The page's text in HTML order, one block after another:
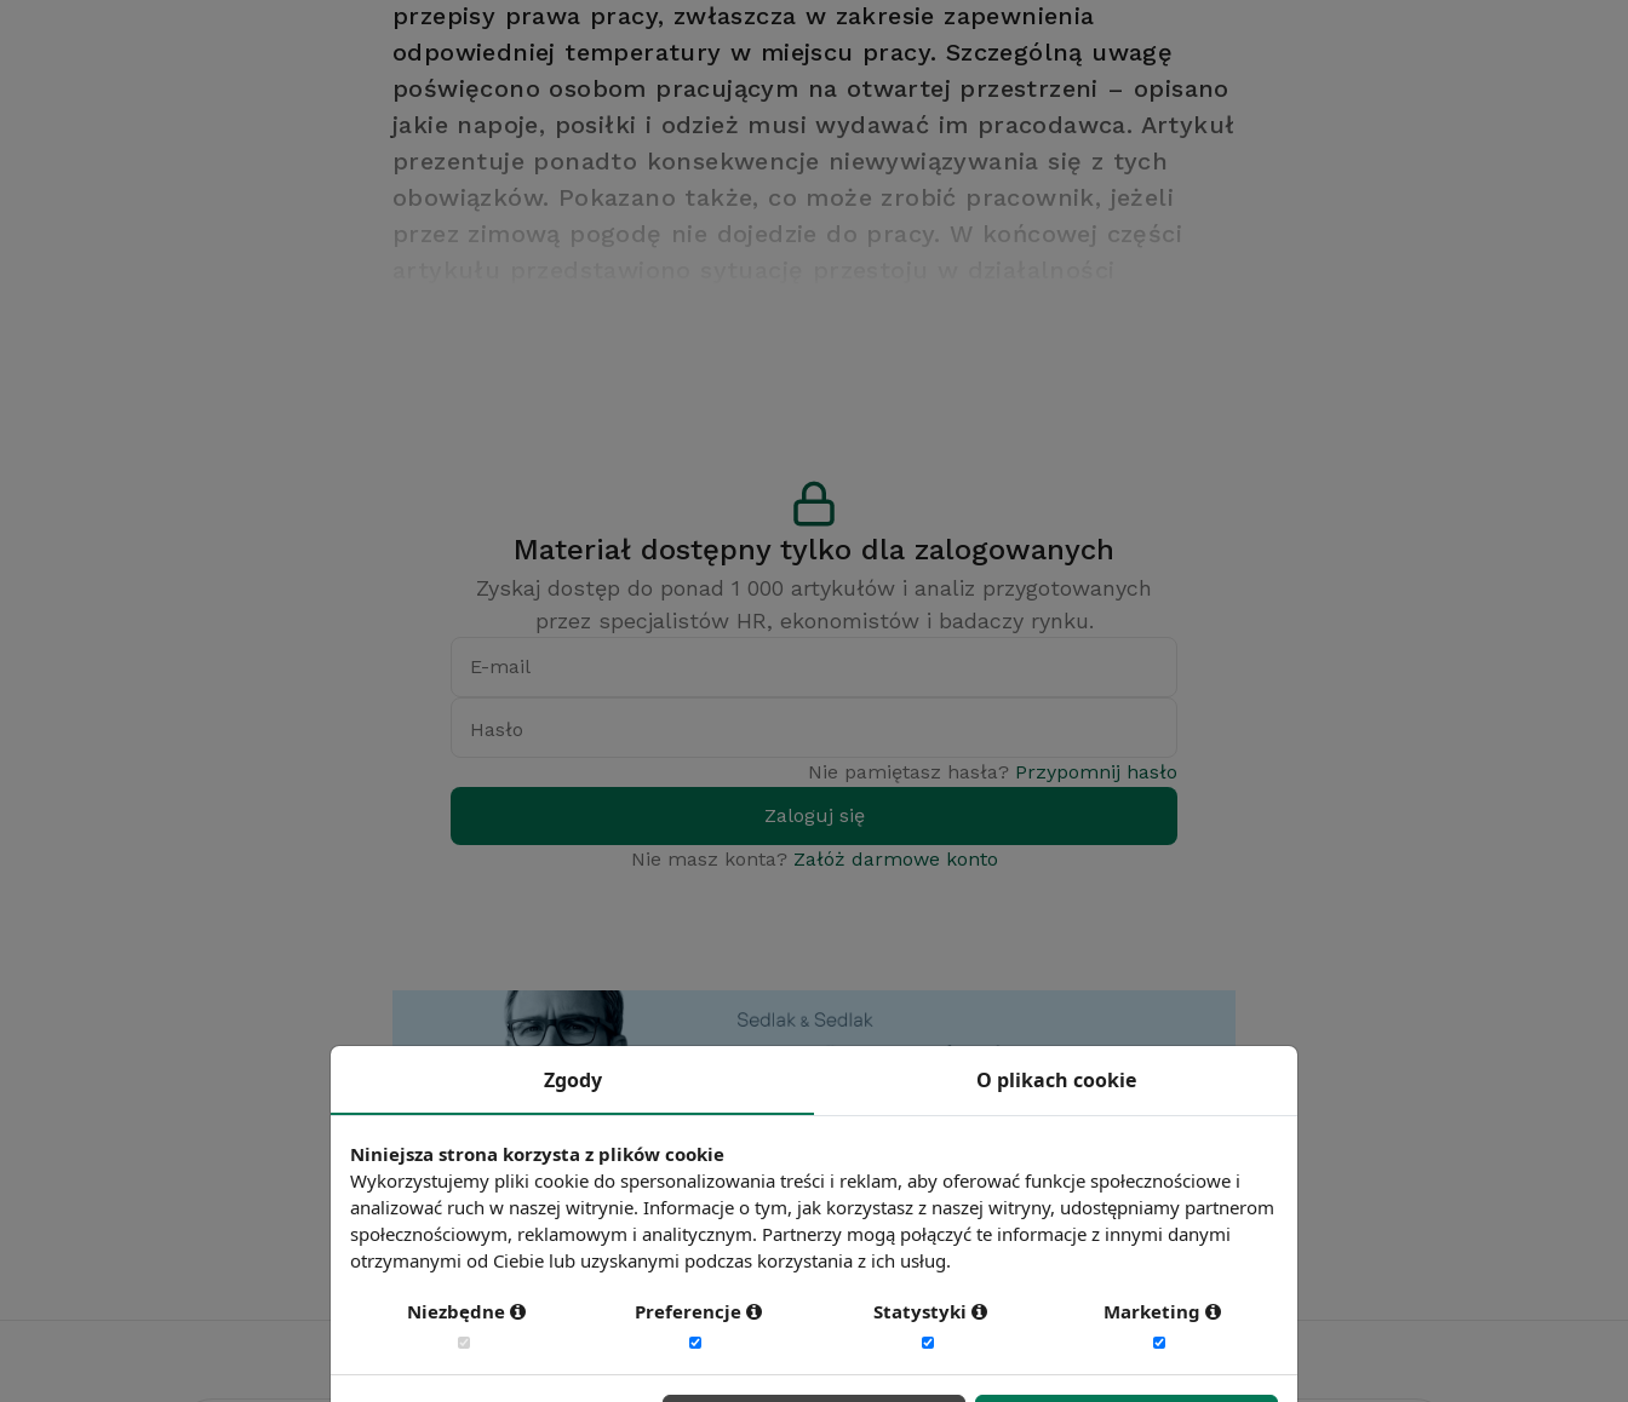
przepisy prawa pracy, zwłaszcza w zakresie zapewnienia
odpowiedniej temperatury w miejscu pracy. Szczególną uwagę
poświęcono osobom pracującym na otwartej przestrzeni – opisano
jakie napoje, posiłki i odzież musi wydawać im pracodawca. Artykuł
prezentuje ponadto konsekwencje niewywiązywania się z tych
obowiązków. Pokazano także, co może zrobić pracownik, jeżeli
przez zimową pogodę nie dojedzie do pracy. W końcowej części
Materiał dostępny tylko dla zalogowanych
Zyskaj dostęp do ponad 1 000 artykułów i analiz przygotowanych
przez specjalistów HR, ekonomistów i badaczy rynku.
E-mail
Hasło
Nie pamiętasz hasła? Przypomnij hasło
Zaloguj się
Nie masz konta? Załóż darmowe konto
Zgody O plikach cookie
Niniejsza strona korzysta z plików cookie
Wykorzystujemy pliki cookie do spersonalizowania treści i reklam, aby oferować funkcje społecznościowe i
analizować ruch w naszej witrynie. Informacje o tym, jak korzystasz z naszej witryny, udostępniamy partnerom
społecznościowym, reklamowym i analitycznym. Partnerzy mogą połączyć te informacje z innymi danymi
otrzymanymi od Ciebie lub uzyskanymi podczas korzystania z ich usług.
Niezbędne Preferencje Statystyki Marketing